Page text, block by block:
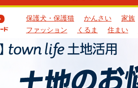
保護犬・保護猫 かんさい 家族
ファッション
くるま 住まい